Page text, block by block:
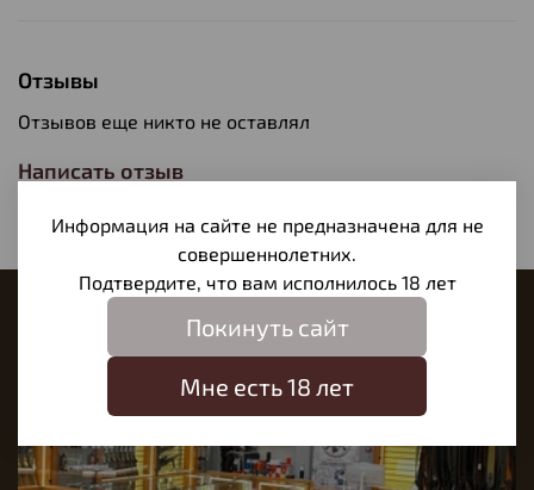
Отзывы
Отзывов еще никто не оставлял
Написать отзыв
Наш магазин
Информация на сайте не предназначена для не
совершеннолетних.
Подтвердите, что вам исполнилось 18 лет
Покинуть сайт
Мне есть 18 лет